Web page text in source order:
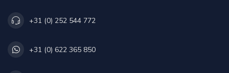
+31 (0) 252 544 772
+31 (0) 622 365 850